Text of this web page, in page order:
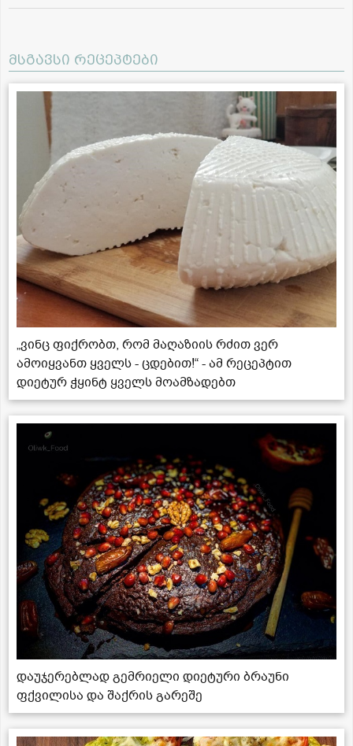
მსგავსი რეცეპტები
„ვინც ფიქრობთ, რომ მაღაზიის რძით ვერ
ამოიყვანთ ყველს - ცდებით!“ - ამ რეცეპტით
დიეტურ ჭყინტ ყველს მოამზადებთ
დაუჯერებლად გემრიელი დიეტური ბრაუნი
ფქვილისა და შაქრის გარეშე